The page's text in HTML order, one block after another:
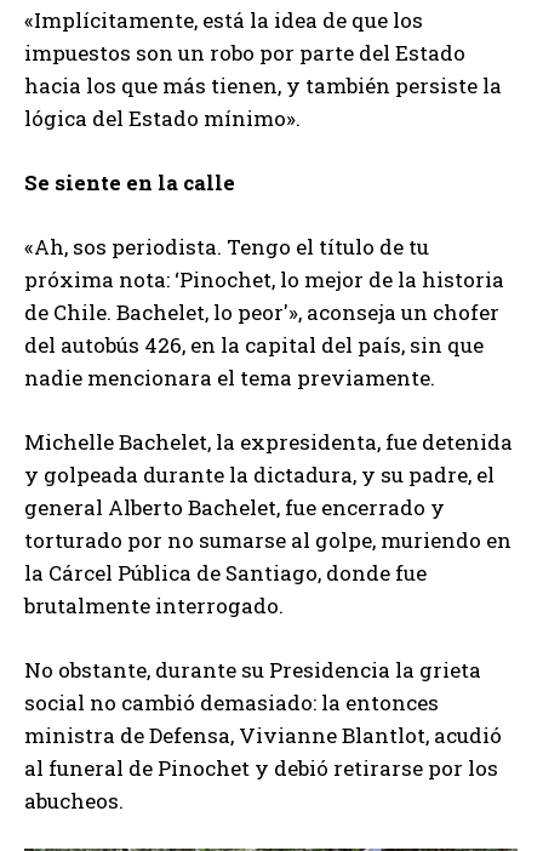
«Implícitamente, está la idea de que los
impuestos son un robo por parte del Estado
hacia los que más tienen, y también persiste la
lógica del Estado mínimo».
Se siente en la calle
«Ah, sos periodista. Tengo el título de tu
próxima nota: ‘Pinochet, lo mejor de la historia
de Chile. Bachelet, lo peor'», aconseja un chofer
del autobús 426, en la capital del país, sin que
nadie mencionara el tema previamente.
Michelle Bachelet, la expresidenta, fue detenida
y golpeada durante la dictadura, y su padre, el
general Alberto Bachelet, fue encerrado y
torturado por no sumarse al golpe, muriendo en
la Cárcel Pública de Santiago, donde fue
brutalmente interrogado.
No obstante, durante su Presidencia la grieta
social no cambió demasiado: la entonces
ministra de Defensa, Vivianne Blantlot, acudió
al funeral de Pinochet y debió retirarse por los
abucheos.